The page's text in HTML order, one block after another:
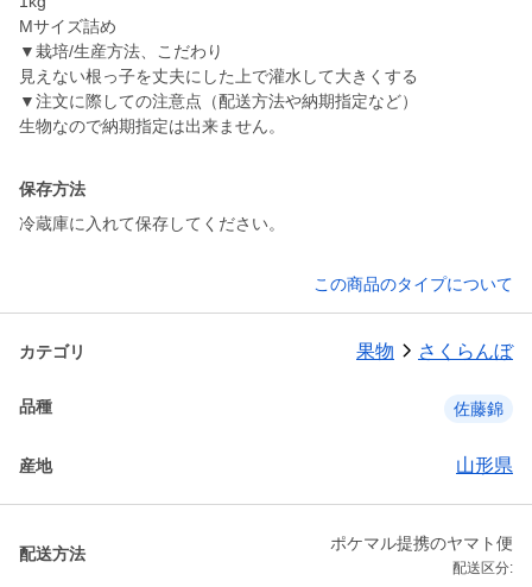
Mサイズ詰め
▼栽培/生産方法、こだわり
見えない根っ子を丈夫にした上で灌水して大きくする
▼注文に際しての注意点（配送方法や納期指定など）
生物なので納期指定は出来ません。
保存方法
冷蔵庫に入れて保存してください。
この商品のタイプについて
カテゴリ 果物 さくらんぼ
品種 佐藤錦
産地 山形県
配送方法
ポケマル提携のヤマト便
配送区分: